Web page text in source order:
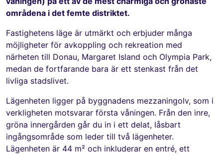
områdena i det femte distriktet.
Fastighetens läge är utmärkt och erbjuder många
möjligheter för avkoppling och rekreation med
närheten till Donau, Margaret Island och Olympia Park,
medan de fortfarande bara är ett stenkast från det
livliga stadslivet.
Lägenheten ligger på byggnadens mezzaningolv, som i
verkligheten motsvarar första våningen. Från den inre,
gröna innergården går du in i ett delat, låsbart
ingångsområde som leder till två lägenheter.
Lägenheten är 44 m² och inkluderar en entré, ett